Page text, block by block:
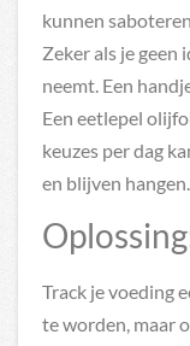
kunnen
Zeker als je geen
neemt. Een
Een eetlepel
keuzes per dag
en blijven hangen.
Track je voeding
te worden, maar